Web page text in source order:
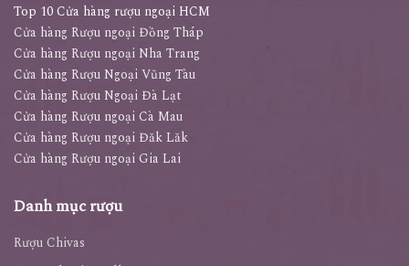
Top 10 Cửa hàng rượu ngoại HCM
Cửa hàng Rượu ngoại Đồng Tháp
Cửa hàng Rượu ngoại Nha Trang
Cửa hàng Rượu Ngoại Vũng Tàu
Cửa hàng Rượu Ngoại Đà Lạt
Cửa hàng Rượu ngoại Cà Mau
Cửa hàng Rượu ngoại Đăk Lăk
Cửa hàng Rượu ngoại Gia Lai
Danh mục rượu
Rượu Chivas